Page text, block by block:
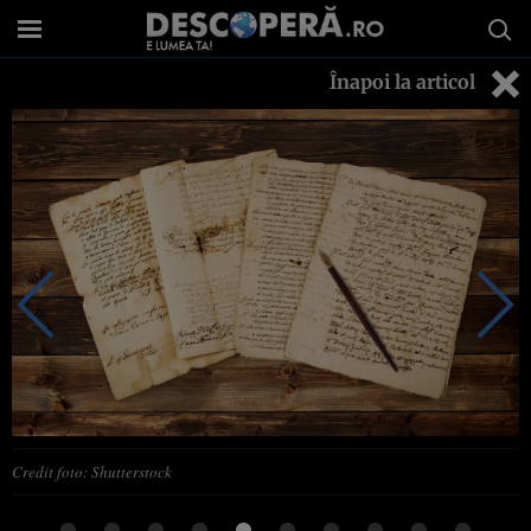
Înapoi la articol
Credit foto: Shutterstock